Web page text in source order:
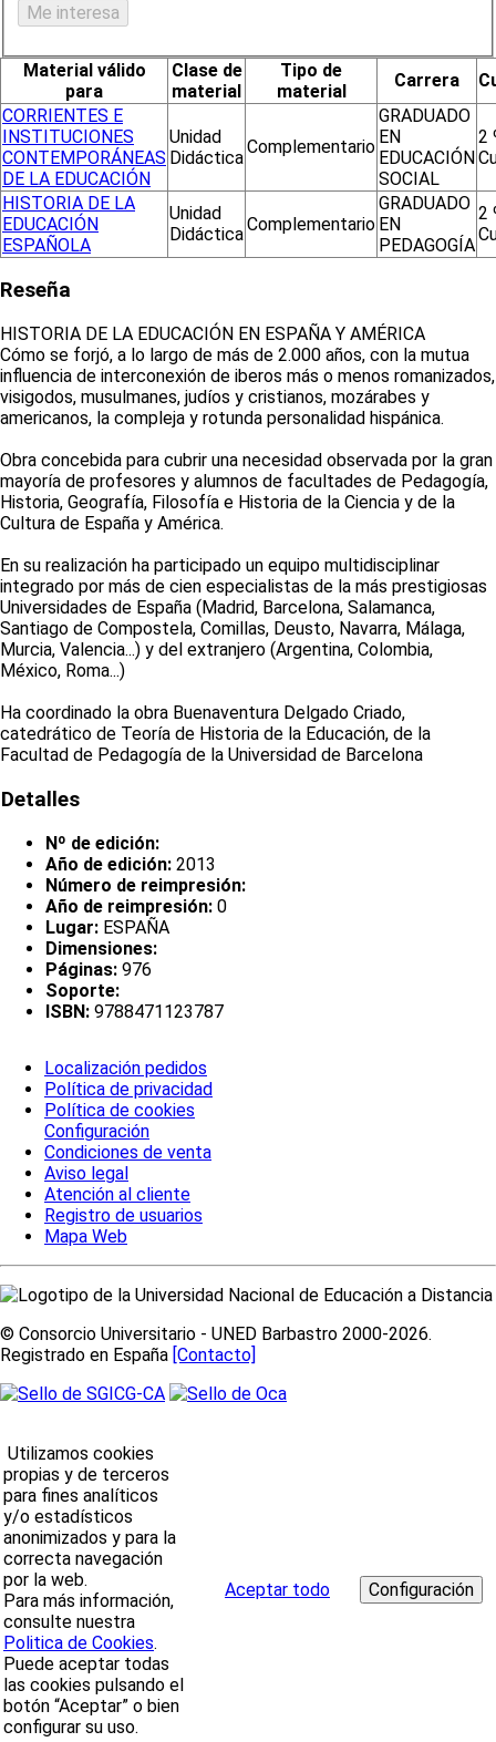
Material válido
para
Clase de
material
Tipo de
material
Carrera
CORRIENTES E
INSTITUCIONES
CONTEMPORÁNEAS
DE LA EDUCACIÓN
Unidad
Didáctica
Complementario
GRADUADO
EN
EDUCACIÓN
SOCIAL
2
HISTORIA DE LA
EDUCACIÓN
ESPAÑOLA
Unidad
DidácticaComplementario
GRADUADO
EN
PEDAGOGÍA
2
Reseña
HISTORIA DE LA EDUCACIÓN EN ESPAÑA Y AMÉRICA
Cómo se forjó, a lo largo de más de 2.000 años, con la mutua
influencia de interconexión de iberos más o menos romanizados,
visigodos, musulmanes, judíos y cristianos, mozárabes y
americanos, la compleja y rotunda personalidad hispánica.
Obra concebida para cubrir una necesidad observada por la gran
mayoría de profesores y alumnos de facultades de Pedagogía,
Historia, Geografía, Filosofía e Historia de la Ciencia y de la
Cultura de España y América.
En su realización ha participado un equipo multidisciplinar
integrado por más de cien especialistas de la más prestigiosas
Universidades de España (Madrid, Barcelona, Salamanca,
Santiago de Compostela, Comillas, Deusto, Navarra, Málaga,
Murcia, Valencia...) y del extranjero (Argentina, Colombia,
México, Roma...)
Ha coordinado la obra Buenaventura Delgado Criado,
catedrático de Teoría de Historia de la Educación, de la
Facultad de Pedagogía de la Universidad de Barcelona
Detalles
Nº de edición:
Año de edición: 2013
Número de reimpresión:
Año de reimpresión: 0
Lugar: ESPAÑA
Dimensiones:
Páginas: 976
Soporte:
ISBN: 9788471123787
Localización pedidos
Política de privacidad
Política de cookies
Configuración
Condiciones de venta
Aviso legal
Atención al cliente
Registro de usuarios
Mapa Web
© Consorcio Universitario - UNED Barbastro 2000-2026.
Registrado en España [Contacto]
Utilizamos cookies
propias y de terceros
para fines analíticos
y/o estadísticos
anonimizados y para la
correcta navegación
por la web.
Para más información,
consulte nuestra
Politica de Cookies.
Puede aceptar todas
las cookies pulsando el
botón “Aceptar” o bien
configurar su uso.
Aceptar todo